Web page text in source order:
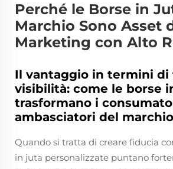
Perché le Borse in
Marchio Sono Asset
Marketing con Alto
Il vantaggio in termini di
visibilità: come le borse
trasformano i
ambasciatori del marchio
Quando si tratta di creare fiducia
in juta personalizzate puntano